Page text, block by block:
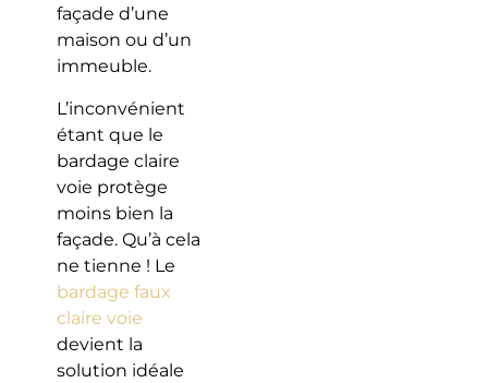
façade d’une
maison ou d’un
immeuble.
L’inconvénient
étant que le
bardage claire
voie protège
moins bien la
façade. Qu’à cela
ne tienne ! Le
bardage faux
claire voie
devient la
solution idéale